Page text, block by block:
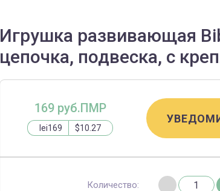
Игрушка развивающая
цепочка, подвеска, с
169 руб.ПМР
lei169 $10.27
Количество: